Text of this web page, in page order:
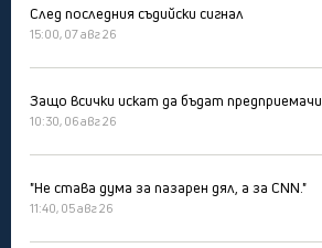
След последния съдийски сигнал
15:00, 07 авг 26
Защо всички искат да бъдат предприемачи
10:30, 06 авг 26
"Не става дума за пазарен дял, а за CNN."
11:40, 05 авг 26